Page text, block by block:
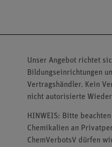
Unser Angebot richtet
Bildungseinrichtungen
Vertragshändler. Kein
nicht autorisierte
HINWEIS: Bitte
Chemikalien an
ChemVerbotsV dürfen